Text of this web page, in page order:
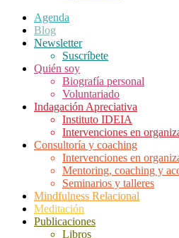
Agenda
Blog
Newsletter
Suscríbete
Quién soy
Biografía personal
Voluntariado
Indagación Apreciativa
Instituto IDEIA
Intervenciones en
Consultoría y coaching
Intervenciones en
Mentoring, coaching y
Seminarios y talleres
Mindfulness Relacional
Meditación
Publicaciones
Libros